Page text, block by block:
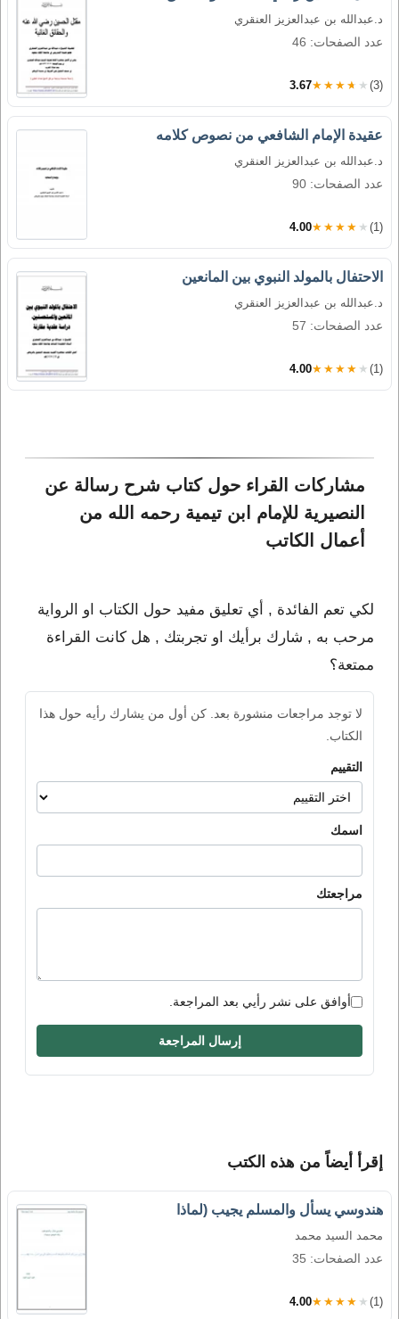
د.عبدالله بن عبدالعزيز العنقري
عدد الصفحات: 46
3.67★★★★★ (3)
عقيدة الإمام الشافعي من نصوص كلامه
د.عبدالله بن عبدالعزيز العنقري
عدد الصفحات: 90
4.00★★★★★ (1)
الاحتفال بالمولد النبوي بين المانعين
د.عبدالله بن عبدالعزيز العنقري
عدد الصفحات: 57
4.00★★★★★ (1)
مشاركات القراء حول كتاب شرح رسالة عن
النصيرية للإمام ابن تيمية رحمه الله من
أعمال الكاتب
لكي تعم الفائدة , أي تعليق مفيد حول الكتاب او الرواية
مرحب به , شارك برأيك او تجربتك , هل كانت القراءة
ممتعة؟
لا توجد مراجعات منشورة بعد. كن أول من يشارك رأيه حول هذا
الكتاب.
التقييم
اسمك
مراجعتك
أوافق على نشر رأيي بعد المراجعة.
إرسال المراجعة
إقرأ أيضاً من هذه الكتب
هندوسي يسأل والمسلم يجيب (لماذا
محمد السيد محمد
عدد الصفحات: 35
4.00★★★★★ (1)